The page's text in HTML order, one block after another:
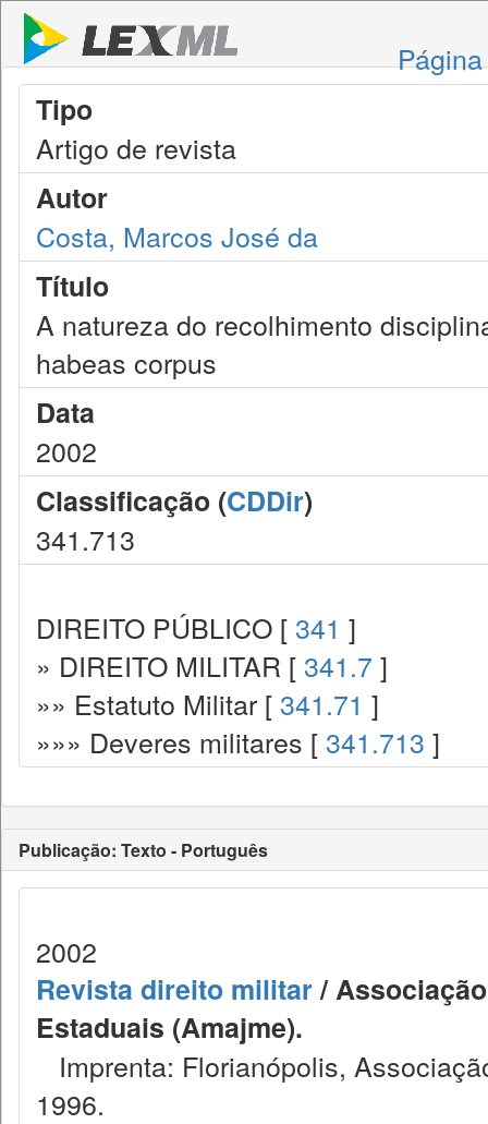
Tipo
Artigo de revista
Autor
Costa, Marcos José da
Título
A natureza do recolhimento
habeas corpus
Data
2002
Classificação (CDDir)
341.713
DIREITO PÚBLICO [ 341 ]
» DIREITO MILITAR [ 341.7 ]
»» Estatuto Militar [ 341.71 ]
»»» Deveres militares [ 341.713 ]
Publicação: Texto - Português
2002
Revista direito militar/
Estaduais (Amajme).
Imprenta: Florianópolis,
1996.